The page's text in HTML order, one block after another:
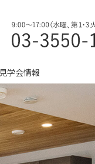
見学会情報